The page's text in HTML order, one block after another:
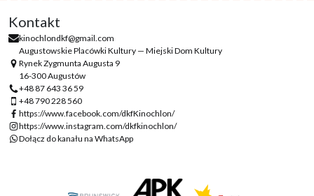
Kontakt
kinochlondkf@gmail.com
Augustowskie Placówki Kultury — Miejski Dom Kultury
Rynek Zygmunta Augusta 9
16-300 Augustów
+48 87 643 36 59
+48 790 228 560
https://www.facebook.com/dkfKinochlon/
https://www.instagram.com/dkfkinochlon/
Dołącz do kanału na WhatsApp